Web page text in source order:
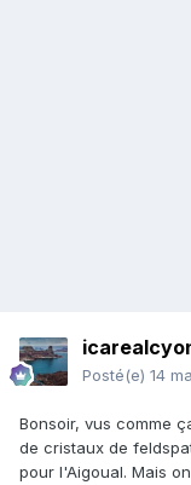
Posté(e) 14
Bonsoir, vus comme
de cristaux de
pour l'Aigoual. Mais